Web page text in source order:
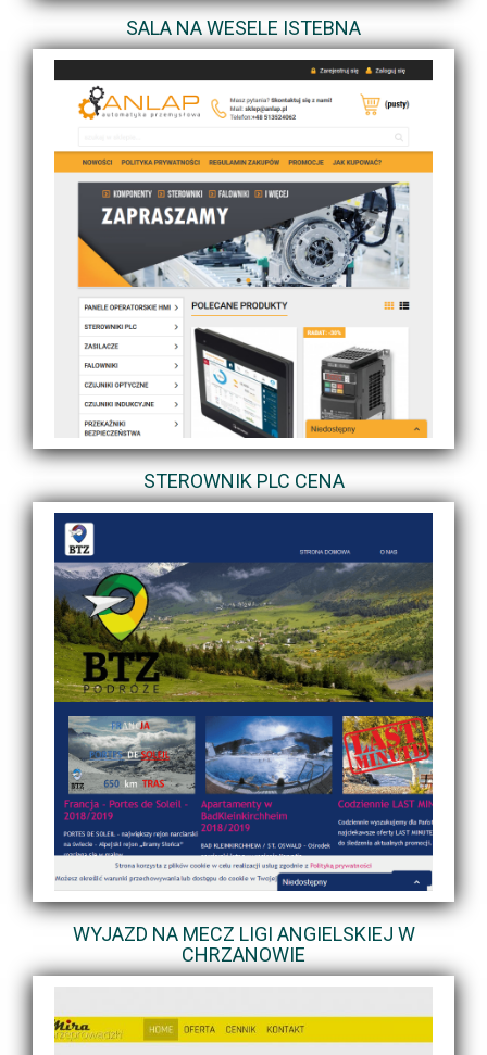
SALA NA WESELE ISTEBNA
STEROWNIK PLC CENA
WYJAZD NA MECZ LIGI ANGIELSKIEJ W
CHRZANOWIE